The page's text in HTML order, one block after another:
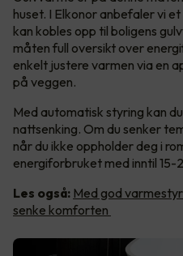
huset. I Elkonor anbefaler vi
kan kobles opp til boligens
måten full oversikt over
enkelt justere varmen via en
på veggen.
Med automatisk styring kan
nattsenking. Om du senker
når du ikke oppholder deg i
energiforbruket med inntil 15-
Les også: Med god
senke komforten